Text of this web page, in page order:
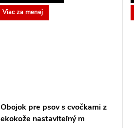
Viac za menej
Obojok pre psov s cvočkami z
ekokože nastaviteľný m